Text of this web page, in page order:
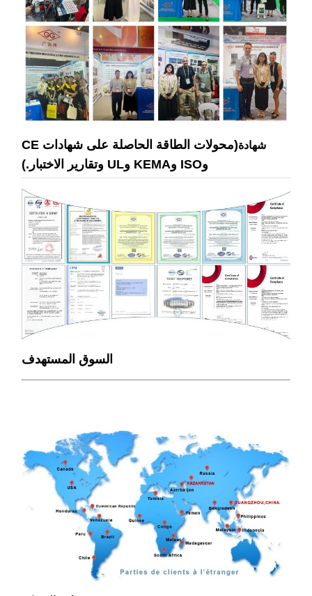
شهادة
(محولات الطاقة الحاصلة على شهادات CE
وISO وKEMA وUL وتقارير الاختبار.)
السوق المستهدف